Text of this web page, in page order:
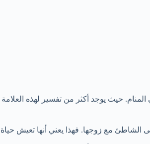
حيث يوجد أكثر من تفسير لهذه
الشاطئ مع زوجها. فهذا يعني أنها تعيش